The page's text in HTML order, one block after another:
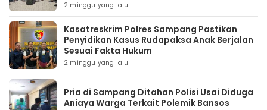
2 minggu yang lalu
Kasatreskrim Polres Sampang Pastikan
Penyidikan Kasus Rudapaksa Anak Berjalan
Sesuai Fakta Hukum
2 minggu yang lalu
Pria di Sampang Ditahan Polisi Usai Diduga
Aniaya Warga Terkait Polemik Bansos